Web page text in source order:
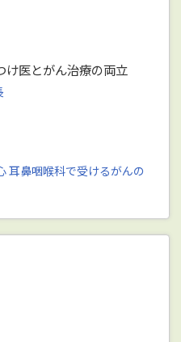
け医とがん治療の両立
耳鼻咽喉科で受けるがんの